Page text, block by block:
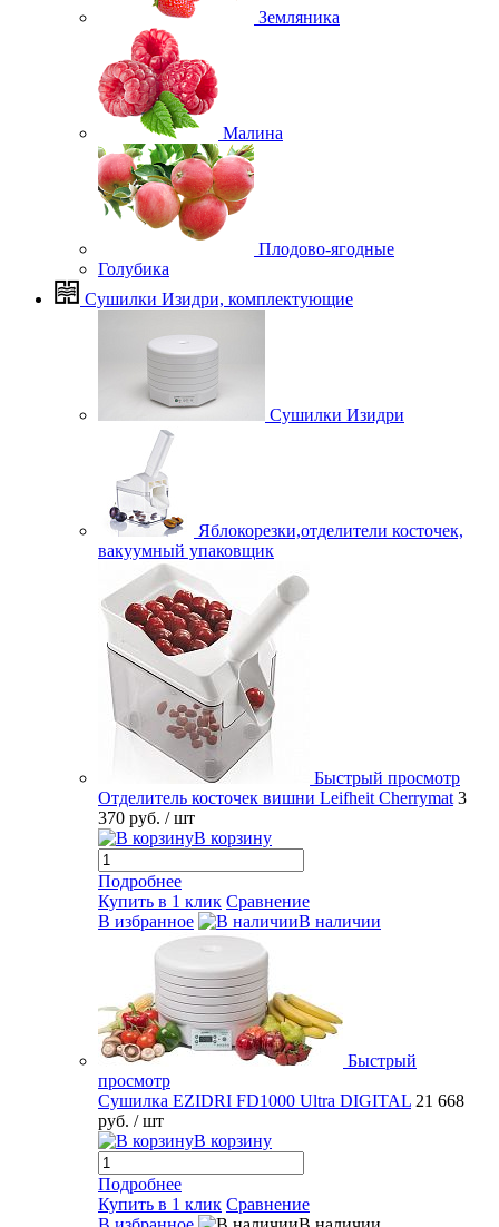
Земляника
Малина
Плодово-ягодные
Голубика
Сушилки Изидри, комплектующие
Сушилки Изидри
Яблокорезки,отделители косточек,
вакуумный упаковщик
Быстрый просмотр
Отделитель косточек вишни Leifheit Cherrymat 3
370 руб. / шт
В корзину
Подробнее
Купить в 1 клик Сравнение
В избранное
В наличии
Быстрый
просмотр
Сушилка EZIDRI FD1000 Ultra DIGITAL 21 668
руб. / шт
В корзину
Подробнее
Купить в 1 клик Сравнение